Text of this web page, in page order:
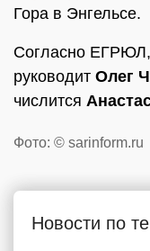
Гора в Энгельсе.
Согласно
руководит Олег
числится
Фото: © sarinform.ru
Новости по